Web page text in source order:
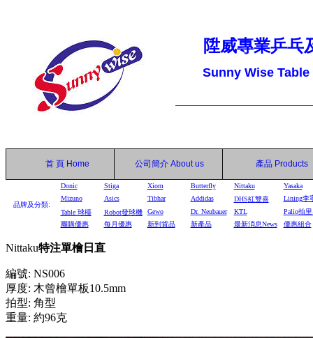
陞威專業乒乓
Sunny Wise
首 頁 Home 公司簡介 About us 產品 Products
品牌及分類:
Donic Stiga Xiom Butterfly Nittaku
Yasaka
Mizuno
Asics Tibhar Addidas DHS紅雙喜
Lining李
Table 球檯 Robot發球機 Gewo Dr. Neubauer KTL
Palio拍
團購優惠
每月優惠 新到貨品 新產品 最新消息News 優惠組合
Nittaku特注單檜日直
編號: NS006
厚度: 木曾檜單板10.5mm
拍型: 角型
重量: 約96克